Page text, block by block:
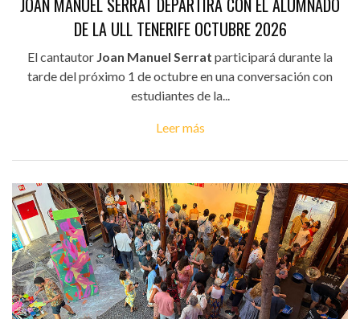
JOAN MANUEL SERRAT DEPARTIRÁ CON EL ALUMNADO
DE LA ULL TENERIFE OCTUBRE 2026
El cantautor Joan Manuel Serrat participará durante la
tarde del próximo 1 de octubre en una conversación con
estudiantes de la...
Leer más